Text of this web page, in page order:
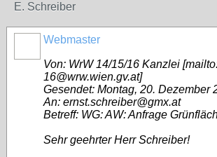
E. Schreiber
Webmaster
Von: WrW 14/15/16 Kanzlei
16@wrw.wien.gv.at]
Gesendet: Montag, 20. Dezember
An: ernst.schreiber@gmx.at
Betreff: WG: AW: Anfrage
Sehr geehrter Herr Schreiber!